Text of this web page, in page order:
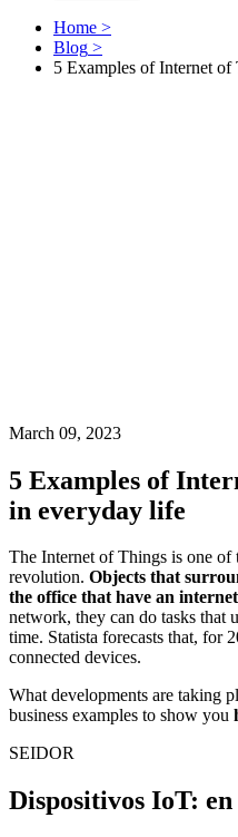
Home >
Blog >
5 Examples of Internet
March 09, 2023
5 Examples of
in everyday life
The Internet of Things is one
revolution. Objects that
the office that have an
network, they can do tasks that
time. Statista forecasts that, for
connected devices.
What developments are taking
business examples to show you
SEIDOR
Dispositivos IoT: